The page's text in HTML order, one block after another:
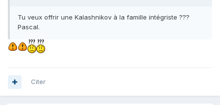
Tu veux offrir une Kalashnikov à la famille intégriste ???
Pascal.
Citer